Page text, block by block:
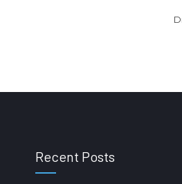
Recent Posts